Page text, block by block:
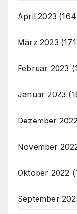
April 2023
März 2023
Februar 2023
Januar 2023
Dezember 2022
November
Oktober 2022
September